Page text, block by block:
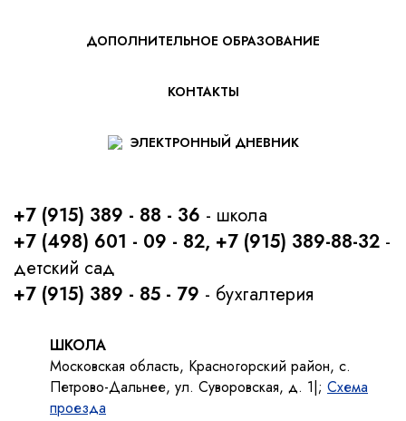
ДОПОЛНИТЕЛЬНОЕ ОБРАЗОВАНИЕ
КОНТАКТЫ
ЭЛЕКТРОННЫЙ ДНЕВНИК
+7 (915) 389 - 88 - 36 - школа
+7 (498) 601 - 09 - 82, +7 (915) 389-88-32 -
детский сад
+7 (915) 389 - 85 - 79 - бухгалтерия
ШКОЛА
Московская область, Красногорский район, с.
Петрово-Дальнее, ул. Суворовская, д. 1|; Схема
проезда